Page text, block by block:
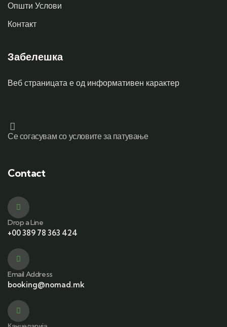
Општи Услови
Контакт
Забелешка
Веб страницата е од информативен карактер
Се согасувам со условите за патување
Contact
Drop a Line
+00 389 78 363 424
Email Address
booking@nomad.mk